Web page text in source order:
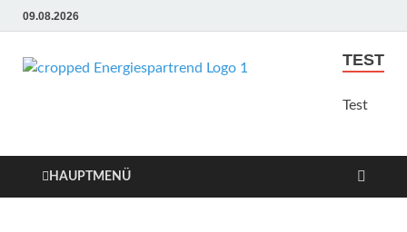
09.08.2026
Energie
Angebote sindt der Trend
TEST
Test
HAUPTMENÜ